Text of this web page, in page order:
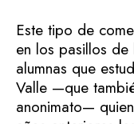
Este tipo de
en los pasillos
alumnas que
Valle —que
anonimato—